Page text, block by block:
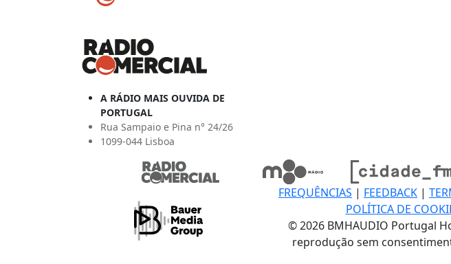
A RÁDIO MAIS OUVIDA DE
PORTUGAL
Rua Sampaio e Pina n° 24/26
1099-044 Lisboa
FREQUÊNCIAS | FEEDBACK |
POLÍTICA DE
© 2026 BMHAUDIO Portugal
reprodução sem